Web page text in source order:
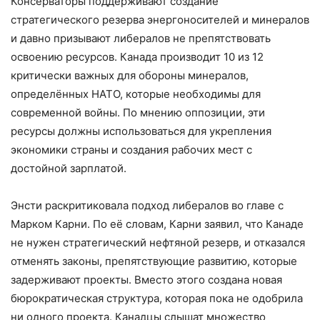
стратегического резерва энергоносителей и минералов
и давно призывают либералов не препятствовать
освоению ресурсов. Канада производит 10 из 12
критически важных для обороны минералов,
определённых НАТО, которые необходимы для
современной войны. По мнению оппозиции, эти
ресурсы должны использоваться для укрепления
экономики страны и создания рабочих мест с
достойной зарплатой.
Энсти раскритиковала подход либералов во главе с
Марком Карни. По её словам, Карни заявил, что Канаде
не нужен стратегический нефтяной резерв, и отказался
отменять законы, препятствующие развитию, которые
задерживают проекты. Вместо этого создана новая
бюрократическая структура, которая пока не одобрила
ни одного проекта. Канадцы слышат множество